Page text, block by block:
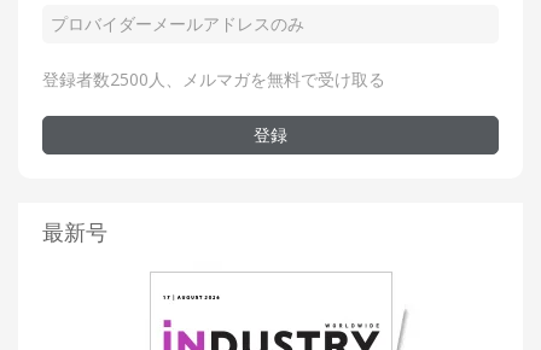
登録者数2500人、メルマガを無料で受け取る
登録
最新号